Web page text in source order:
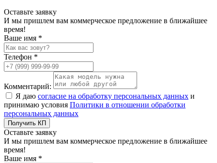
Оставьте заявку
И мы пришлем вам коммерческое предложение в ближайшее
время!
Ваше имя *
Телефон *
Комментарий:
Я даю согласие на обработку персональных данных и
принимаю условия Политики в отношении обработки
персональных данных
Получить КП
Оставьте заявку
И мы пришлем вам коммерческое предложение в ближайшее
время!
Ваше имя *